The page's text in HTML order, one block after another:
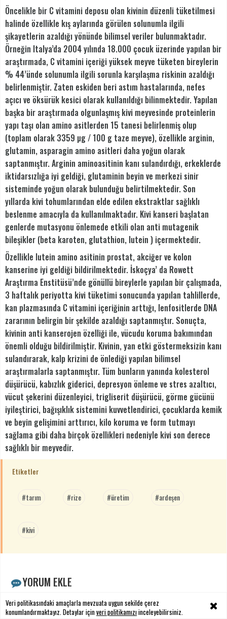
Öncelikle bir C vitamini deposu olan kivinin düzenli tüketilmesi
halinde özellikle kış aylarında görülen solunumla ilgili
şikayetlerin azaldığı yönünde bilimsel veriler bulunmaktadır.
Örneğin Italya’da 2004 yılında 18.000 çocuk üzerinde yapılan bir
araştırmada, C vitamini içeriği yüksek meyve tüketen bireylerin
% 44’ünde solunumla ilgili sorunla karşılaşma riskinin azaldığı
belirlenmiştir. Zaten eskiden beri astım hastalarında, nefes
açıcı ve öksürük kesici olarak kullanıldığı bilinmektedir. Yapılan
başka bir araştırmada olgunlaşmış kivi meyvesinde proteinlerin
yapı taşı olan amino asitlerden 15 tanesi belirlenmiş olup
(toplam olarak 3359 µg / 100 g taze meyve), özellikle arginin,
glutamin, asparagin amino asitleri daha yoğun olarak
saptanmıştır. Arginin aminoasitinin kanı sulandırdığı, erkeklerde
iktidarsızlığa iyi geldiği, glutaminin beyin ve merkezi sinir
sisteminde yoğun olarak bulunduğu belirtilmektedir. Son
yıllarda kivi tohumlarından elde edilen ekstraktlar sağlıklı
beslenme amacıyla da kullanılmaktadır. Kivi kanseri başlatan
genlerde mutasyonu önlemede etkili olan anti mutagenik
bileşikler (beta karoten, glutathion, lutein ) içermektedir.
Özellikle lutein amino asitinin prostat, akciğer ve kolon
kanserine iyi geldiği bildirilmektedir. İskoçya’ da Rowett
Araştırma Enstitüsü’nde gönüllü bireylerle yapılan bir çalışmada,
3 haftalık periyotta kivi tüketimi sonucunda yapılan tahlillerde,
kan plazmasında C vitamini içeriğinin arttığı, lenfositlerde DNA
zararının belirgin bir şekilde azaldığı saptanmıştır. Sonuçta,
kivinin anti kanserojen özelliği ile, vücudu koruma bakımından
önemli olduğu bildirilmiştir. Kivinin, yan etki göstermeksizin kanı
sulandırarak, kalp krizini de önlediği yapılan bilimsel
araştırmalarla saptanmıştır. Tüm bunların yanında kolesterol
düşürücü, kabızlık giderici, depresyon önleme ve stres azaltıcı,
vücut şekerini düzenleyici, trigliserit düşürücü, görme gücünü
iyileştirici, bağışıklık sistemini kuvvetlendirici, çocuklarda kemik
ve beyin gelişimini arttırıcı, kilo koruma ve form tutmayı
sağlama gibi daha birçok özellikleri nedeniyle kivi son derece
sağlıklı bir meyvedir.
Etiketler
#tarım #rize #üretim #ardeşen
#kivi
YORUM EKLE
Adınız Soyadınız
Veri politikasındaki amaçlarla mevzuata uygun sekilde çerez
konumlandırmaktayız. Detaylar içinveri politikamızıinceleyebilirsiniz.